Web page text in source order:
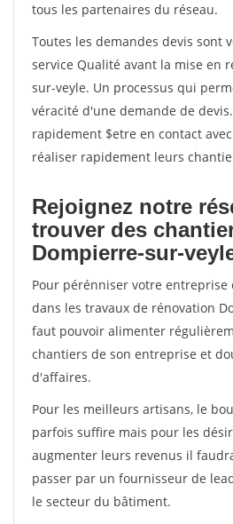
tous les partenaires du réseau.
Toutes les demandes devis sont
service Qualité avant la mise en
sur-veyle. Un processus qui
véracité d'une demande de
rapidement $etre en contact
réaliser rapidement leurs
Rejoignez notre
trouver des
Dompierre-sur-
Pour pérénniser votre
dans les travaux de rénovation
faut pouvoir alimenter
chantiers de son entreprise et
d'affaires.
Pour les meilleurs artisans, le
parfois suffire mais pour les
augmenter leurs revenus il
passer par un fournisseur de
le secteur du bâtiment.